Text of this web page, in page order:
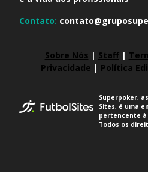
Contato:
Sobre Nós | Staff|
Privacidade | Política
Superpoker,
Sites, é uma
pertencente
Todos os